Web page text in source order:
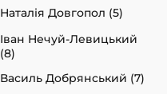
Наталія Довгопол (5)
Іван Нечуй-Левицький
(8)
Василь Добрянський (7)